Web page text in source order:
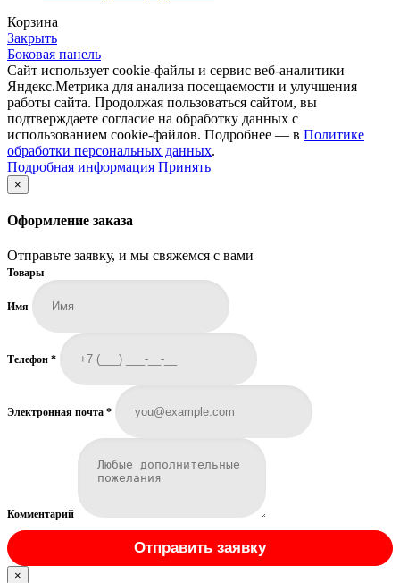
Корзина
Закрыть
Боковая панель
Сайт использует cookie-файлы и сервис веб-аналитики
Яндекс.Метрика для анализа посещаемости и улучшения
работы сайта. Продолжая пользоваться сайтом, вы
подтверждаете согласие на обработку данных с
использованием cookie-файлов. Подробнее — в Политике
обработки персональных данных.
Подробная информация Подробная
Принять
×
Оформление заказа
Отправьте заявку, и мы свяжемся с вами
Товары
Имя
Телефон *
Электронная почта *
Комментарий
Отправить заявку
×